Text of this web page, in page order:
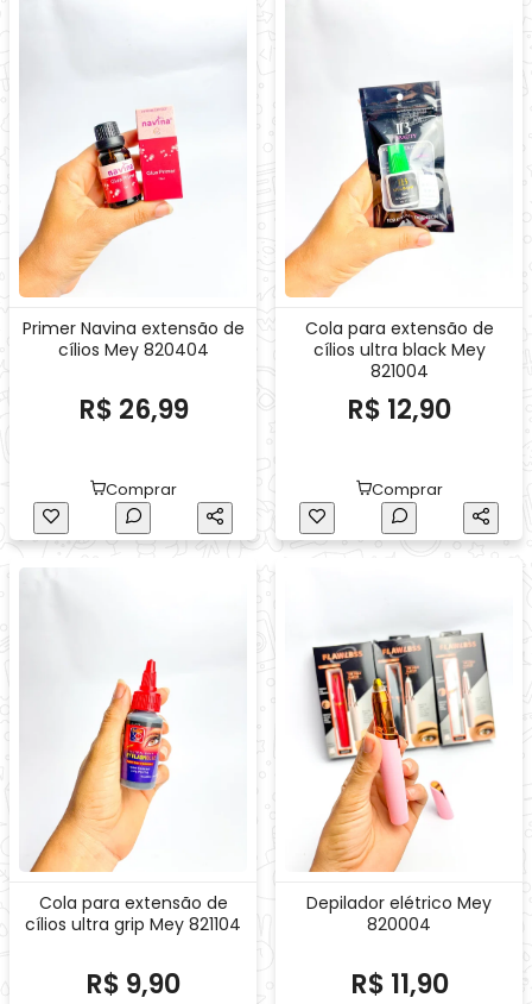
Primer Navina extensão de
cílios Mey 820404
R$ 26,99
Comprar
Cola para extensão de
cílios ultra black Mey
821004
R$ 12,90
Comprar
Cola para extensão de
cílios ultra grip Mey 821104
R$ 9,90
Depilador elétrico Mey
820004
R$ 11,90